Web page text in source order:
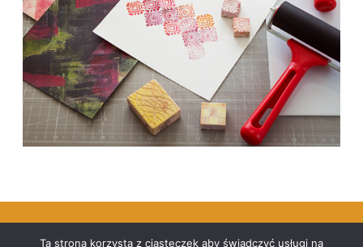
Ta strona korzysta z ciasteczek aby świadczyć usługi na